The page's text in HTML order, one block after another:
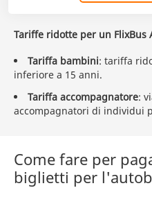
Tariffe ridotte per un FlixBus
Tariffa bambini: tariffa
inferiore a 15 anni.
Tariffa accompagnatore:
accompagnatori di individui
Come fare per
biglietti per